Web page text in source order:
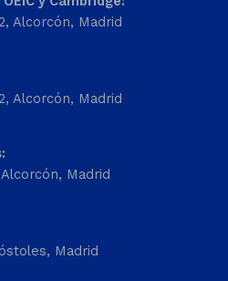
Alcorcón, Madrid
Alcorcón, Madrid
Madrid
Madrid